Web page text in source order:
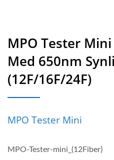
MPO Tester
Med 650nm
(12F/16F/24F)
MPO Tester Mini
MPO-Tester-mini_(12Fiber)